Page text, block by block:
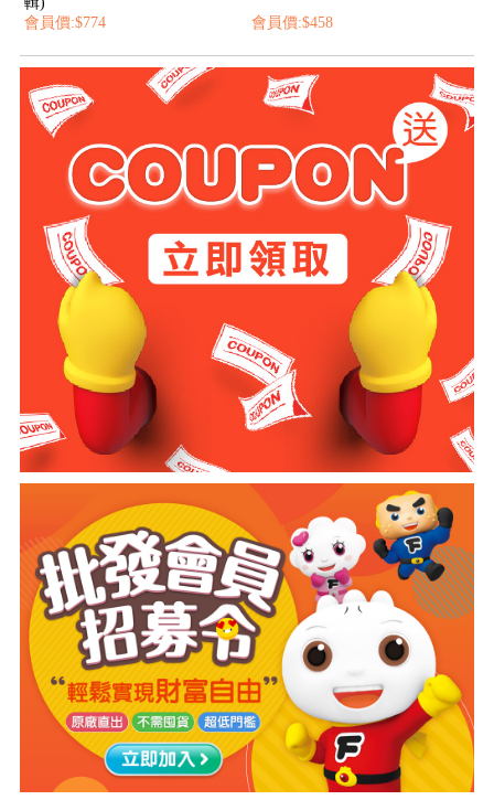
會員價:$774
會員價:$458